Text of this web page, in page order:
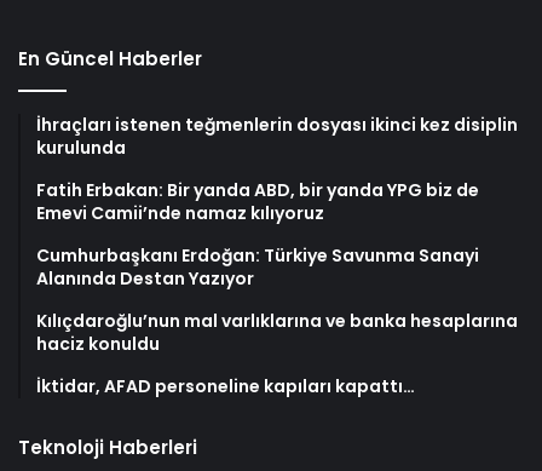
En Güncel Haberler
İhraçları istenen teğmenlerin dosyası ikinci kez disiplin
kurulunda
Fatih Erbakan: Bir yanda ABD, bir yanda YPG biz de
Emevi Camii’nde namaz kılıyoruz
Cumhurbaşkanı Erdoğan: Türkiye Savunma Sanayi
Alanında Destan Yazıyor
Kılıçdaroğlu’nun mal varlıklarına ve banka hesaplarına
haciz konuldu
İktidar, AFAD personeline kapıları kapattı…
Teknoloji Haberleri